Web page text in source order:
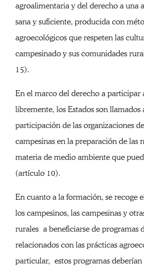
agroalimentaria y del derecho a una
sana y suficiente, producida con
agroecológicos que respeten las
campesinado y sus comunidades
15).
En el marco del derecho a participar
libremente, los Estados son llamados
participación de las organizaciones
campesinas en la preparación de las
materia de medio ambiente que
(artículo 10).
En cuanto a la formación, se recoge
los campesinos, las campesinas y
rurales a beneficiarse de programas
relacionados con las prácticas
particular, estos programas